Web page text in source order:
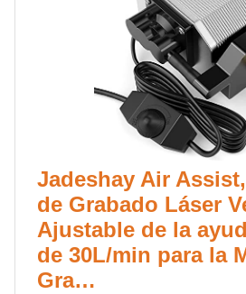
Jadeshay Air
de Grabado Láser
Ajustable de la
de 30L/min para la
Gra…